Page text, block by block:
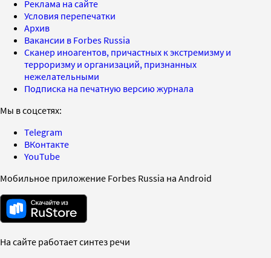
Реклама на сайте
Условия перепечатки
Архив
Вакансии в Forbes Russia
Сканер иноагентов, причастных к экстремизму и
терроризму и организаций, признанных
нежелательными
Подписка на печатную версию журнала
Мы в соцсетях:
Telegram
ВКонтакте
YouTube
Мобильное приложение Forbes Russia на Android
На сайте работает синтез речи